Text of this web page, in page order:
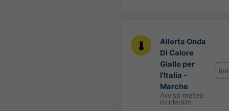
Allerta Onda
Di Calore
Giallo per
l'Italia -
Marche
Avviso meteo
moderato